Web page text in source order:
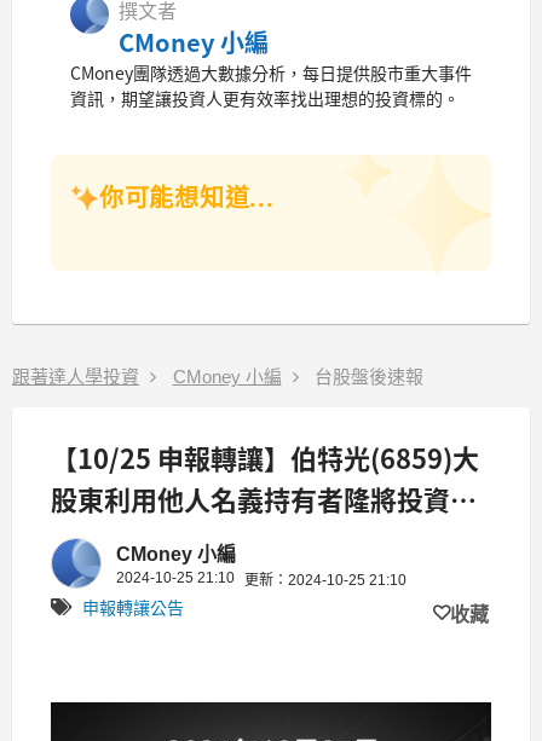
撰文者
CMoney 小編
CMoney團隊透過大數據分析，每日提供股市重大事件
資訊，期望讓投資人更有效率找出理想的投資標的。
你可能想知道...
跟著達人學投資 CMoney 小編 台股盤後速報
【10/25 申報轉讓】伯特光(6859)大
股東利用他人名義持有者隆將投資股
份有限公司將於10/28申報轉讓伯特
光股票300張
CMoney 小編
2024-10-25 21:10 更新：2024-10-25 21:10
申報轉讓公告 收藏